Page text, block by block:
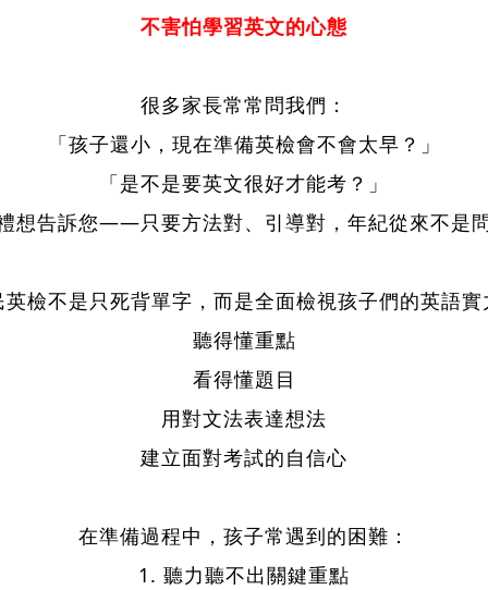
不害怕學習英文的心態
​​​​很多家長常常問我們：
「孩子還小，現在準備英檢會不會太早？」
「是不是要英文很好才能考？」
想告訴您——只要方法對、引導對，年紀從來不是問
英檢不是只死背單字，而是全面檢視孩子們的英語實
聽得懂重點
看得懂題目
用對文法表達想法
建立面對考試的自信心
在準備過程中，孩子常遇到的困難：
1. 聽力聽不出關鍵重點